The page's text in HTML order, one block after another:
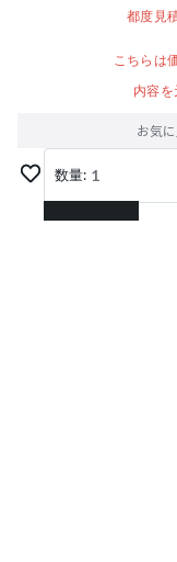
都度見
こちらは
内容を
お気
数量: 1
1